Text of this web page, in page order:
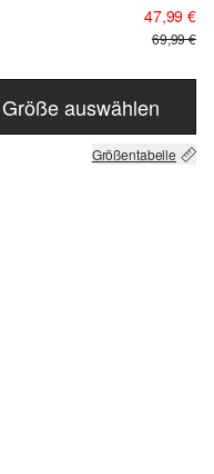
47,99 €
69,99 €
Größe auswählen
Größentabelle